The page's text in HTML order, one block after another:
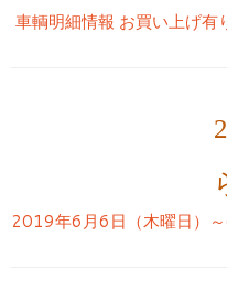
車輌明細情報 お買い上げ
2019年6月6日（木曜日）